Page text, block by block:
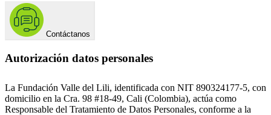
Contáctanos
Autorización datos personales
La Fundación Valle del Lili, identificada con NIT 890324177-5, con
domicilio en la Cra. 98 #18-49, Cali (Colombia), actúa como
Responsable del Tratamiento de Datos Personales, conforme a la